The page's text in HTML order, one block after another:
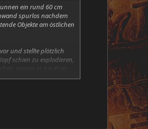
ein rund 60 cm
spurlos nachdem
Objekte am östlichen
und stellte plötzlich
schien zu explodieren,
erging es bei ihrer
Zeit vernommen.